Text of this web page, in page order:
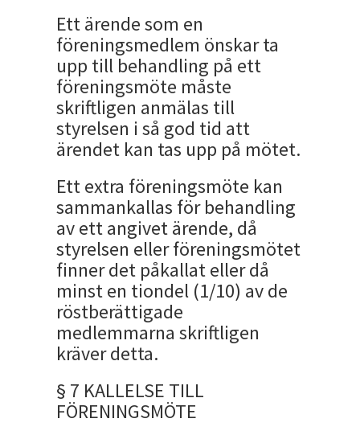
Ett ärende som en
föreningsmedlem önskar ta
upp till behandling på ett
föreningsmöte måste
skriftligen anmälas till
styrelsen i så god tid att
ärendet kan tas upp på mötet.
Ett extra föreningsmöte kan
sammankallas för behandling
av ett angivet ärende, då
styrelsen eller föreningsmötet
finner det påkallat eller då
minst en tiondel (1/10) av de
röstberättigade
medlemmarna skriftligen
kräver detta.
§ 7 KALLELSE TILL
FÖRENINGSMÖTE